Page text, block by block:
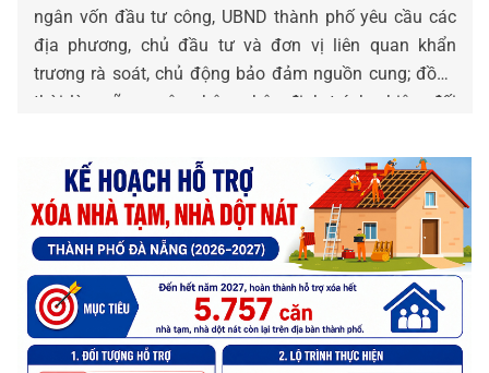
ngân vốn đầu tư công, UBND thành phố yêu cầu các
địa phương, chủ đầu tư và đơn vị liên quan khẩn
trương rà soát, chủ động bảo đảm nguồn cung; đồng
thời làm rõ nguyên nhân, phân định trách nhiệm đối